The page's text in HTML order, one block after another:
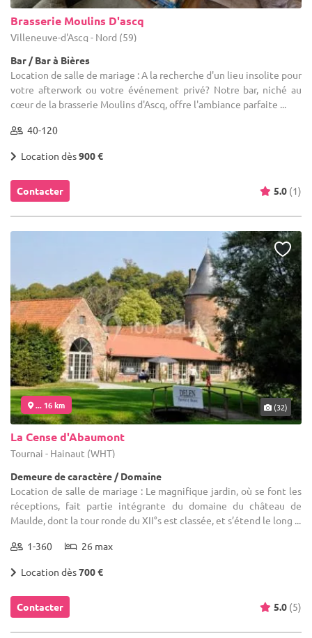
Brasserie Moulins D'ascq
Villeneuve-d'Ascq - Nord (59)
Bar / Bar à Bières
Location de salle de mariage : A la recherche d'un lieu insolite pour
votre afterwork ou votre événement privé? Notre bar, niché au
cœur de la brasserie Moulins d'Ascq, offre l'ambiance parfaite ...
40-120
Location dès900 €
Contacter 5.0 (1)
... 16 km (32)
La Cense d'Abaumont
Tournai - Hainaut (WHT)
Demeure de caractère / Domaine
Location de salle de mariage : Le magnifique jardin, où se font les
réceptions, fait partie intégrante du domaine du château de
Maulde, dont la tour ronde du XII°s est classée, et s’étend le long ...
1-360 26 max
Location dès700 €
Contacter 5.0 (5)